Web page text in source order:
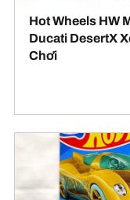
Hot Wheels HW
Ducati DesertX
Chơi